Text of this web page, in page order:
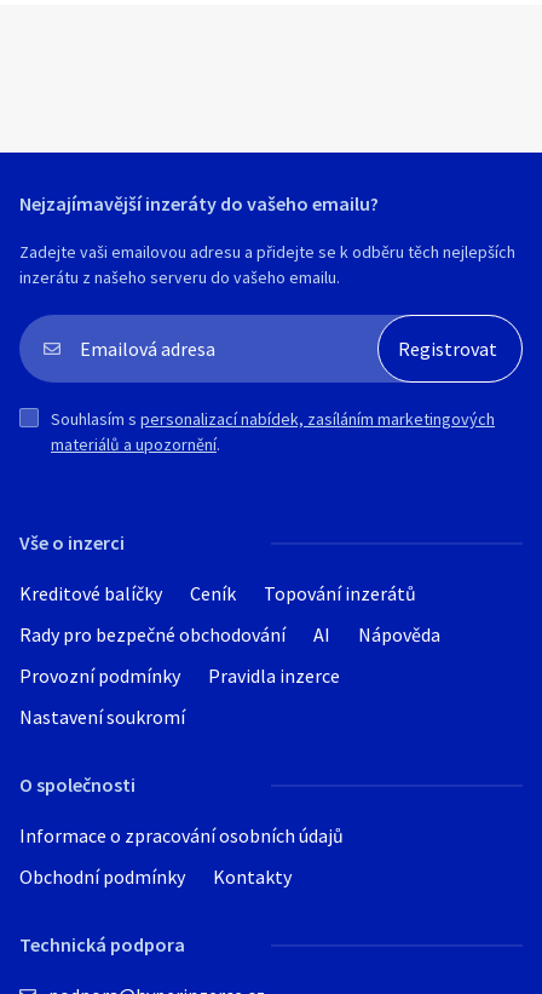
Vše o inzerci
Kreditové balíčky Ceník
Topování inzerátů
Rady pro bezpečné obchodování
AI
Nápověda
Provozní podmínky
Pravidla inzerce
Nastavení soukromí
O společnosti
Informace o zpracování osobních údajů
Obchodní podmínky
Kontakty
Technická podpora
Nejzajímavější inzeráty do vašeho emailu?
Zadejte vaši emailovou adresu a přidejte se k odběru těch nejlepších
inzerátu z našeho serveru do vašeho emailu.
Souhlasím s personalizací nabídek, zasíláním marketingových
materiálů a upozornění.